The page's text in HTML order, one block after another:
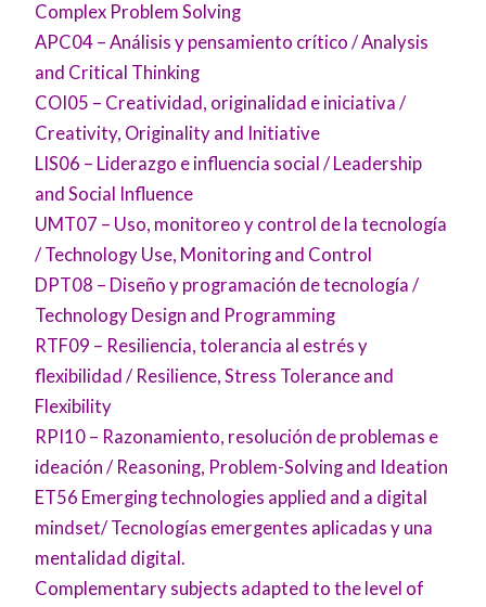
Complex Problem Solving
APC04 – Análisis y pensamiento crítico / Analysis
and Critical Thinking
COI05 – Creatividad, originalidad e iniciativa /
Creativity, Originality and Initiative
LIS06 – Liderazgo e influencia social / Leadership
and Social Influence
UMT07 – Uso, monitoreo y control de la tecnología
/ Technology Use, Monitoring and Control
DPT08 – Diseño y programación de tecnología /
Technology Design and Programming
RTF09 – Resiliencia, tolerancia al estrés y
flexibilidad / Resilience, Stress Tolerance and
Flexibility
RPI10 – Razonamiento, resolución de problemas e
ideación / Reasoning, Problem-Solving and Ideation
ET56 Emerging technologies applied and a digital
mindset/ Tecnologías emergentes aplicadas y una
mentalidad digital.
Complementary subjects adapted to the level of